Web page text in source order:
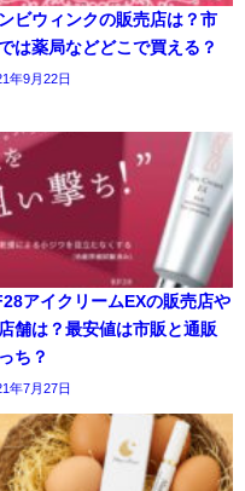
ビウィンクの販売店は？市
は薬局などどこで買える？
年9月22日
アイクリームEXの販売店や
舗は？最安値は市販と通販
ち？
年7月27日